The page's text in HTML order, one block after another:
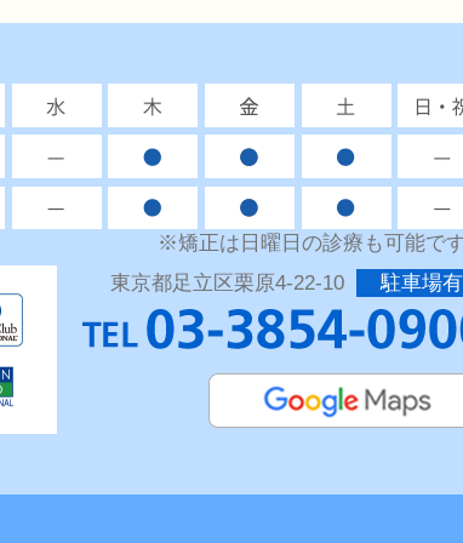
※矯正は日曜日の診療も可能で
東京都足立区栗原4-22-10
駐車場有